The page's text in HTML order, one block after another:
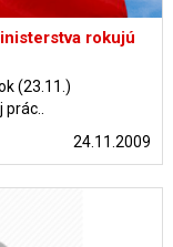
rokujú
(23.11.)
24.11.2009